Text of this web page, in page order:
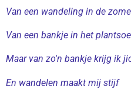
Van een wandeling in de
Van een bankje in het
Maar van zo'n bankje krijg ik
En wandelen maakt mij stijf